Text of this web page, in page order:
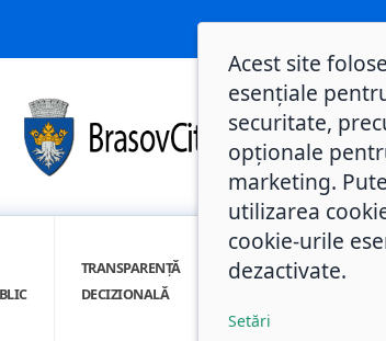
TRANSPARENȚĂ
DECIZIONALĂ
INTEGRITATE
Acest site
esențiale
securitate,
opționale
marketing.
utilizarea
cookie-urile
dezactivate.
Setări